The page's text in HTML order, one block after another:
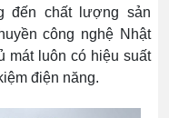
đến chất lượng sản
công nghệ Nhật
mát luôn có hiệu suất
điện năng.